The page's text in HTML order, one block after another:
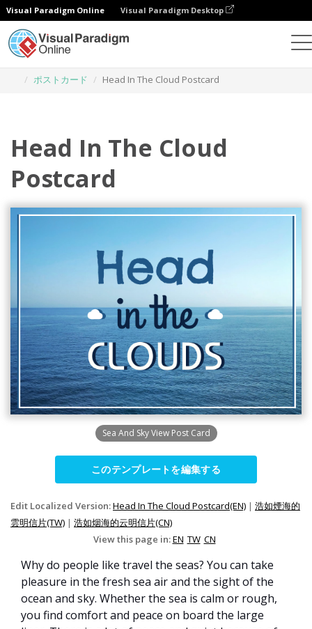
Visual Paradigm Online Visual Paradigm Desktop
ポストカード
Head In The Cloud Postcard
Head In The Cloud
Postcard
Sea And Sky View Post Card
このテンプレートを編集する
Edit Localized Version:Head In The Cloud Postcard(EN) | 浩如煙海的
雲明信片(TW) | 浩如烟海的云明信片(CN)
View this page in:EN TW CN
Why do people like travel the seas? You can take
pleasure in the fresh sea air and the sight of the
ocean and sky. Whether the sea is calm or rough,
you find comfort and peace on board the large